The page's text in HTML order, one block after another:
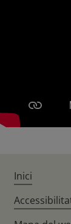
Inici